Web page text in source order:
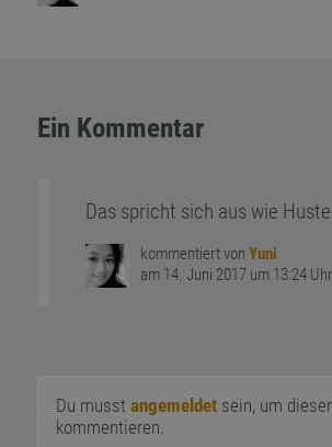
Ein Kommentar
Das spricht sich aus wie
kommentiert von Yuni
am 14. Juni 2017 um 13:24
Du musst angemeldetsein, um
kommentieren.